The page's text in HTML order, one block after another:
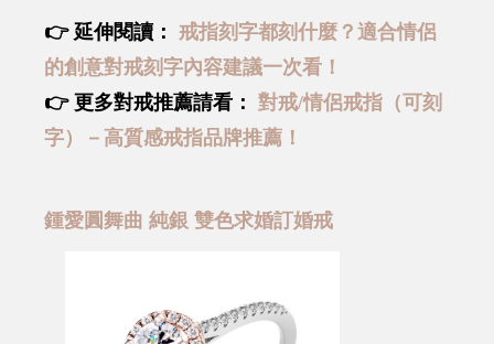
👉 延伸閱讀： 戒指刻字都刻什麼？適合情侶
的創意對戒刻字內容建議一次看！
👉 更多對戒推薦請看：對戒/情侶戒指（可刻
字）－高質感戒指品牌推薦！
鍾愛圓舞曲 純銀 雙色求婚訂婚戒